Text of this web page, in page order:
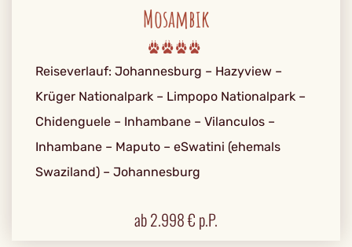
Mosambik
Reiseverlauf: Johannesburg – Hazyview –
Krüger Nationalpark – Limpopo Nationalpark –
Chidenguele – Inhambane – Vilanculos –
Inhambane – Maputo – eSwatini (ehemals
Swaziland) – Johannesburg
ab2.998€ p.P.